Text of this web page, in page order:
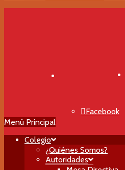
Facebook
Menú Principal
Colegio
¿Quiénes Somos?
Autoridades